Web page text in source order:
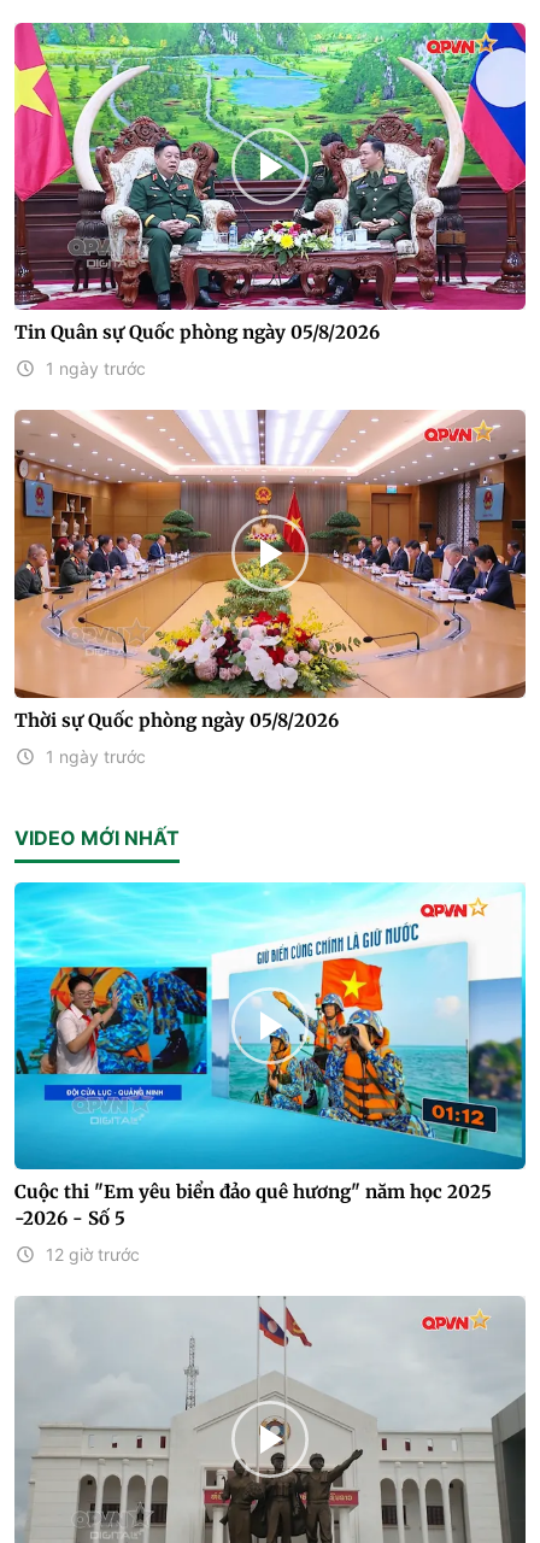
Tin Quân sự Quốc phòng ngày 05/8/2026
1 ngày trước
Thời sự Quốc phòng ngày 05/8/2026
1 ngày trước
VIDEO MỚI NHẤT
Cuộc thi "Em yêu biển đảo quê hương" năm học 2025
-2026 - Số 5
12 giờ trước